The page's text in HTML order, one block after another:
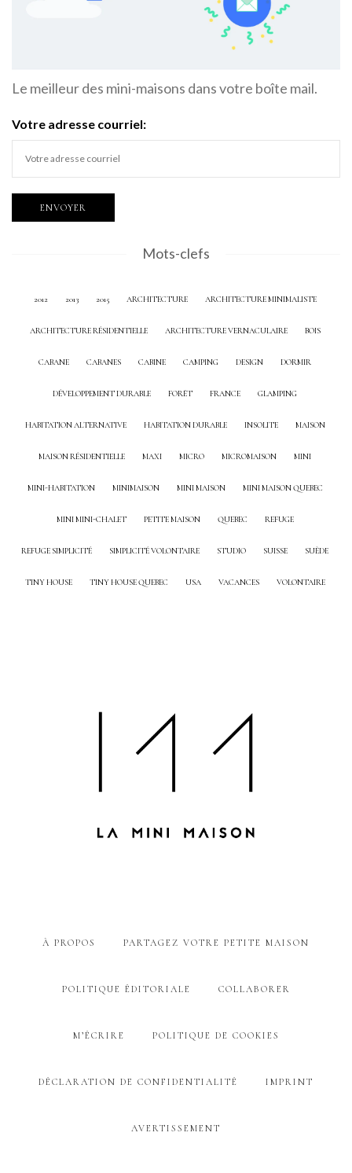
Le meilleur des mini-maisons dans votre boîte mail.
Votre adresse courriel:
Mots-clefs
2012 2013 2015 ARCHITECTURE ARCHITECTURE MINIMALISTE
ARCHITECTURE RÉSIDENTIELLE ARCHITECTURE VERNACULAIRE BOIS
CABANE CABANES CABINE CAMPING DESIGN DORMIR
DÉVELOPPEMENT DURABLE FORÊT FRANCE GLAMPING
HABITATION ALTERNATIVE HABITATION DURABLE INSOLITE MAISON
MAISON RÉSIDENTIELLE MAXI MICRO MICROMAISON MINI
MINI-HABITATION MINIMAISON MINI MAISON MINI MAISON QUEBEC
MINI MINI-CHALET PETITE MAISON QUEBEC REFUGE
REFUGE SIMPLICITÉ SIMPLICITÉ VOLONTAIRE STUDIO SUISSE SUÈDE
TINY HOUSE TINY HOUSE QUEBEC USA VACANCES VOLONTAIRE
À PROPOS PARTAGEZ VOTRE PETITE MAISON
POLITIQUE ÉDITORIALE COLLABORER
M’ÉCRIRE POLITIQUE DE COOKIES
DÉCLARATION DE CONFIDENTIALITÉ IMPRINT
AVERTISSEMENT